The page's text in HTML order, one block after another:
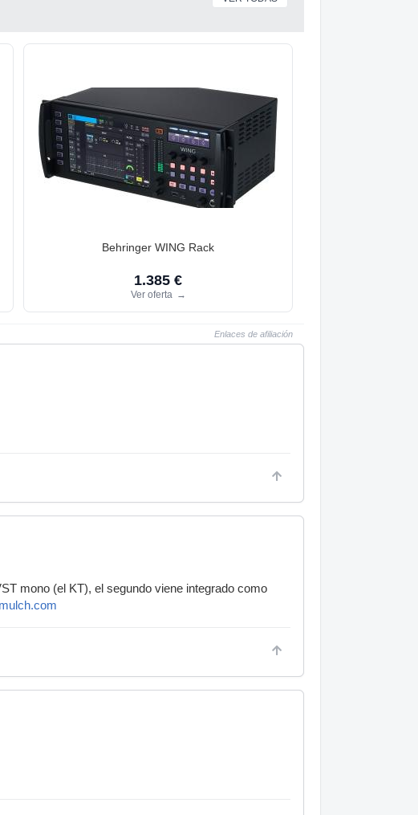
Behringer WING Rack
1.385 €
Ver oferta →
Enlaces de afiliación
mono (el KT), el segundo viene integrado como